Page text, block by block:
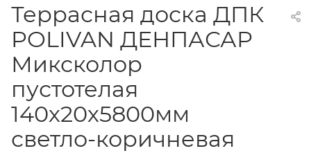
Террасная доска ДПК
POLIVAN ДЕНПАСАР
Миксколор
пустотелая
140х20х5800мм
светло-коричневая